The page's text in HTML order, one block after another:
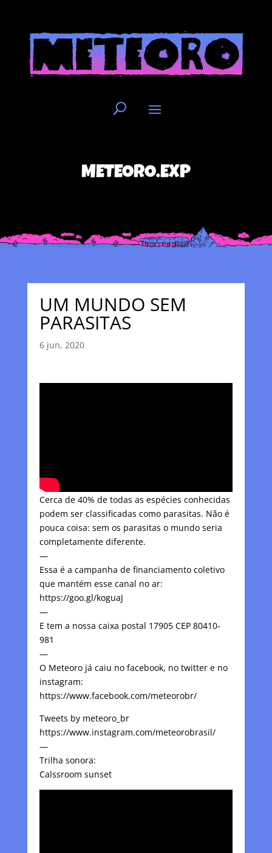
METEORO.EXP
UM MUNDO SEM
PARASITAS
6 jun, 2020
Cerca de 40% de todas as espécies conhecidas
podem ser classificadas como parasitas. Não é
pouca coisa: sem os parasitas o mundo seria
completamente diferente.
—
Essa é a campanha de financiamento coletivo
que mantém esse canal no ar:
https://goo.gl/koguaJ
—
E tem a nossa caixa postal 17905 CEP 80410-
981
—
O Meteoro já caiu no facebook, no twitter e no
instagram:
https://www.facebook.com/meteorobr/
Tweets by meteoro_br
https://www.instagram.com/meteorobrasil/
—
Trilha sonora:
Calssroom sunset